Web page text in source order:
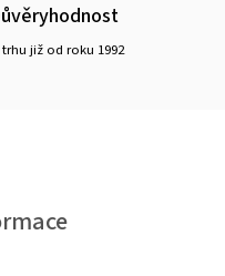
již od roku 1992